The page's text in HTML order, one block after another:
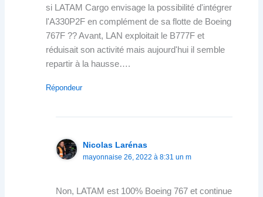
si LATAM Cargo envisage la possibilité d'intégrer
l'A330P2F en complément de sa flotte de Boeing
767F ?? Avant, LAN exploitait le B777F et
réduisait son activité mais aujourd'hui il semble
repartir à la hausse….
Répondeur
Nicolas Larénas
mayonnaise 26, 2022 à 8:31 un m
Non, LATAM est 100% Boeing 767 et continue